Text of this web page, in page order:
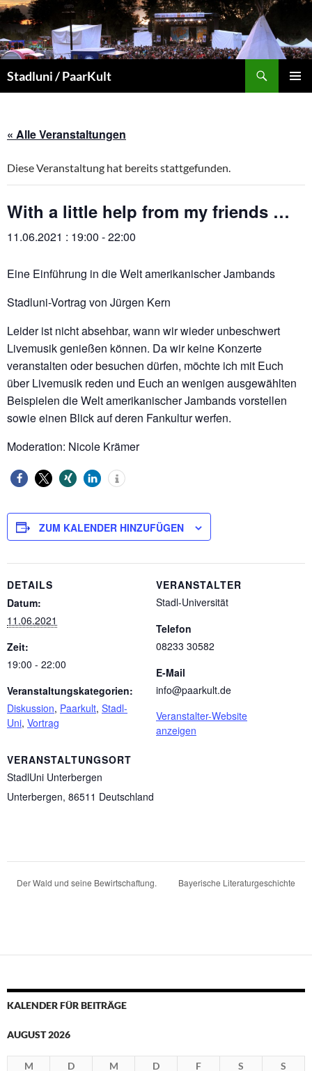
Zum
Inhalt
springen
Stadluni / PaarKult
« Alle Veranstaltungen
Diese Veranstaltung hat bereits stattgefunden.
With a little help from my friends …
11.06.2021 : 19:00 -22:00
Eine Einführung in die Welt amerikanischer Jambands
Stadluni-Vortrag von Jürgen Kern
Leider ist nicht absehbar, wann wir wieder unbeschwert
Livemusik genießen können. Da wir keine Konzerte
veranstalten oder besuchen dürfen, möchte ich mit Euch
über Livemusik reden und Euch an wenigen ausgewählten
Beispielen die Welt amerikanischer Jambands vorstellen
sowie einen Blick auf deren Fankultur werfen.
Moderation: Nicole Krämer
ZUM KALENDER HINZUFÜGEN
DETAILS
Datum:
11.06.2021
Zeit:
19:00 - 22:00
Veranstaltungskategorien:
Diskussion, Paarkult, Stadl-
Uni, Vortrag
VERANSTALTUNGSORT
StadlUni Unterbergen
Unterbergen, 86511 Deutschland
VERANSTALTER
Stadl-Universität
Telefon
08233 30582
E-Mail
info@paarkult.de
Veranstalter-Website
anzeigen
Der Wald und seine Bewirtschaftung. Bayerische Literaturgeschichte
KALENDER FÜR BEITRÄGE
AUGUST 2026
M D M D F S
S